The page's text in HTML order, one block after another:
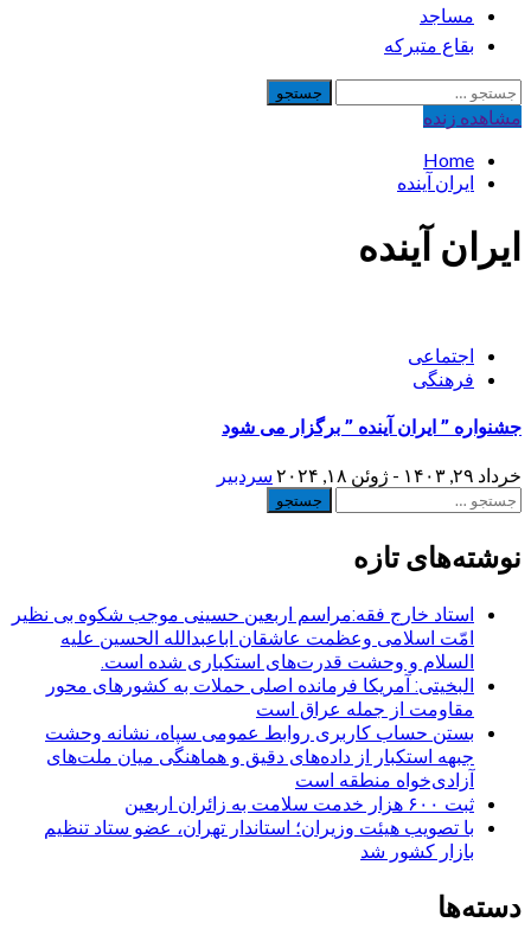
مساجد
بقاع متبرکه
جستجو
برای:
مشاهده‌ زنده
Home
ایران آینده
ایران آینده
اجتماعی
فرهنگی
جشنواره ” ایران آینده ” برگزار می شود
خرداد ۲۹, ۱۴۰۳ - ژوئن ۱۸, ۲۰۲۴
سردبیر
جستجو
نوشته‌های تازه
استاد خارج فقه:مراسم اربعین حسینی موجب شکوه بی نظیر
امّت اسلامی وعظمت عاشقان اباعبدالله الحسین علیه
السلام و وحشت قدرت‌های استکباری شده است.
البخیتی: آمریکا فرمانده اصلی حملات به کشورهای محور
مقاومت از جمله عراق است
بستن حساب کاربری روابط عمومی سپاه، نشانه‌ وحشت
جبهه استکبار از داده‌های دقیق و هماهنگی میان ملت‌های
آزادی‌خواه منطقه است
ثبت ۶۰۰ هزار خدمت سلامت به زائران اربعین
با تصویب هیئت وزیران؛ استاندار تهران، عضو ستاد تنظیم
بازار کشور شد
دسته‌ها